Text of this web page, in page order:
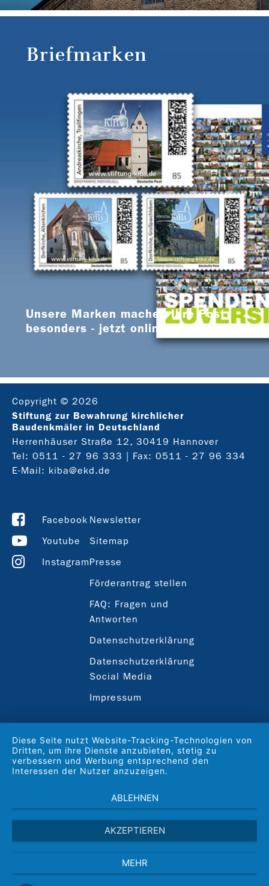
Briefmarken
Unsere Marken machen Ihre Post
besonders - jetzt online bestellen
Copyright © 2026
Stiftung zur Bewahrung kirchlicher
Baudenkmäler in Deutschland
Herrenhäuser Straße 12, 30419 Hannover
Tel: 0511 - 27 96 333 | Fax: 0511 - 27 96 334
E-Mail: kiba@ekd.de
Facebook
Youtube
Instagram
Newsletter
Sitemap
Presse
Förderantrag stellen
FAQ: Fragen und
Antworten
Datenschutzerklärung
Datenschutzerklärung
Social Media
Impressum
Diese Seite nutzt Website-Tracking-Technologien von
Dritten, um ihre Dienste anzubieten, stetig zu
verbessern und Werbung entsprechend den
Interessen der Nutzer anzuzeigen.
ABLEHNEN
AKZEPTIEREN
MEHR